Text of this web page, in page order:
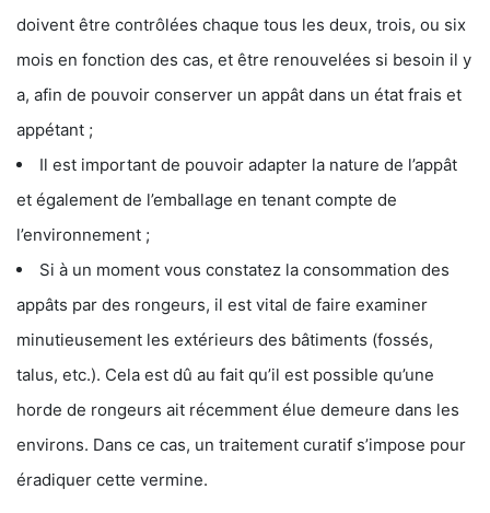
doivent être contrôlées chaque tous les deux, trois, ou six
mois en fonction des cas, et être renouvelées si besoin il y
a, afin de pouvoir conserver un appât dans un état frais et
appétant ;
Il est important de pouvoir adapter la nature de l’appât
et également de l’emballage en tenant compte de
l’environnement ;
Si à un moment vous constatez la consommation des
appâts par des rongeurs, il est vital de faire examiner
minutieusement les extérieurs des bâtiments (fossés,
talus, etc.). Cela est dû au fait qu’il est possible qu’une
horde de rongeurs ait récemment élue demeure dans les
environs. Dans ce cas, un traitement curatif s’impose pour
éradiquer cette vermine.